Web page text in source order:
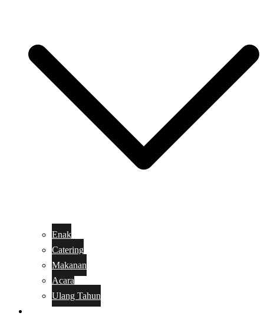
Enak
Catering
Makanan
Acara
Ulang Tahun